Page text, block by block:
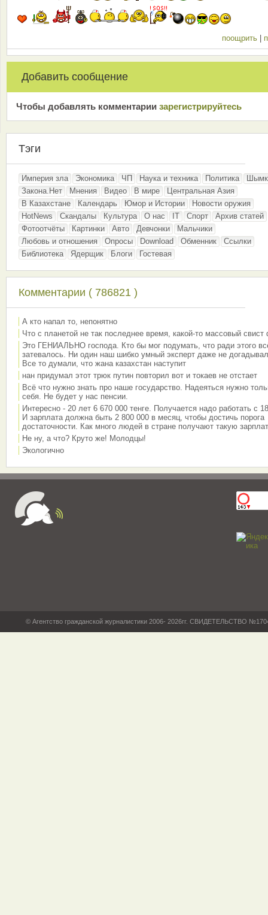
поощрить
Добавить сообщение
Чтобы добавлять комментарии зарeгиcтрирyйтeсь
Тэги
Империя зла Экономика ЧП Наука и техника Политика
Закона.Нет
Мнения Видео В мире
Центральная Азия
В Казахстане
Календарь Юмор и Истории
Новости оружия
HotNews
Скандалы Культура О нас IT Спорт
Архив статей
Фотоотчёты
Картинки Авто Девчонки
Мальчики
Любовь и отношения
Опросы Download Обменник
Ссылки
Библиотека
Ядерщик Блоги Гостевая
Комментарии ( 786821 )
А кто напал то, непонятно
Что с планетой не так последнее время, какой-то массовый свист
Это ГЕНИАЛЬНО господа. Кто бы мог подумать, что ради этого
затевалось. Ни один наш шибко умный эксперт даже не
Все то думали, что жана казахстан наступит
нан придумал этот трюк путин повторил вот и токаев не отстает
Всё что нужно знать про наше государство. Надеяться нужно
себя. Не будет у нас пенсии.
Интересно - 20 лет 6 670 000 тенге. Получается надо работать с
И зарплата должна быть 2 800 000 в месяц, чтобы достичь порога
достаточности. Как много людей в стране получают такую
Не ну, а что? Круто же! Молодцы!
Экологично
© Агентство гражданской журналистики 2006- 2026гг. СВИДЕТЕЛЬСТВО